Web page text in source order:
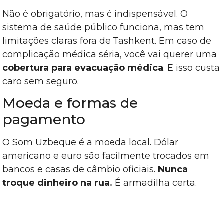
Não é obrigatório, mas é indispensável. O
sistema de saúde público funciona, mas tem
limitações claras fora de Tashkent. Em caso de
complicação médica séria, você vai querer uma
cobertura para evacuação médica. E isso custa
caro sem seguro.
Moeda e formas de
pagamento
O Som Uzbeque é a moeda local. Dólar
americano e euro são facilmente trocados em
bancos e casas de câmbio oficiais. Nunca
troque dinheiro na rua. É armadilha certa.